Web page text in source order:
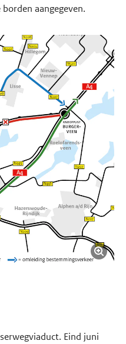
aangegeven.
Eind juni